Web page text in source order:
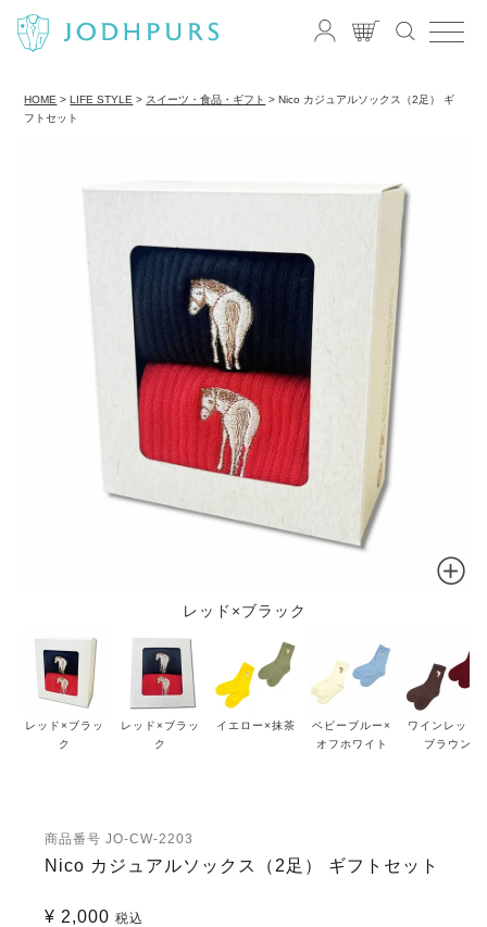
HOME LIFE STYLE スイーツ・食品・ギフト
Nico カジュアルソックス（2足） ギ
フトセット
レッド×ブラック
レッド×ブラッ
ク
レッド×ブラッ
ク
イエロー×抹茶
ベビーブルー×
オフホワイト
ワインレッド×
ブラウン
商品番号 JO-CW-2203
Nico カジュアルソックス（2足） ギフトセット
¥ 2,000 税込